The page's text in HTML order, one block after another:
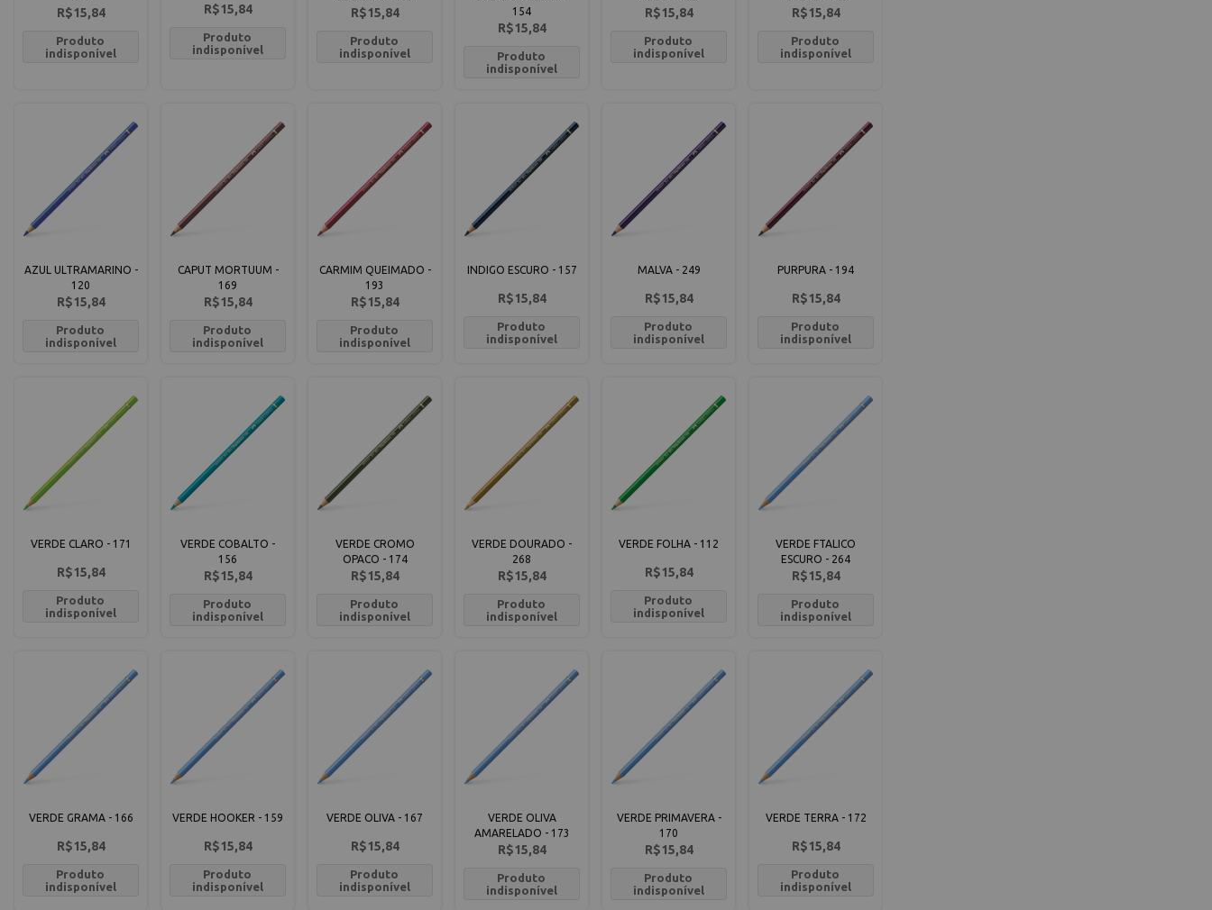
R$15,84
Produto
indisponível
R$15,84
Produto
indisponível
R$15,84
Produto
indisponível
154
R$15,84
Produto
indisponível
R$15,84
Produto
indisponível
R$15,84
Produto
indisponível
AZUL ULTRAMARINO -
120
R$15,84
Produto
indisponível
CAPUT MORTUUM -
169
R$15,84
Produto
indisponível
CARMIM QUEIMADO -
193
R$15,84
Produto
indisponível
INDIGO ESCURO - 157
R$15,84
Produto
indisponível
MALVA - 249
R$15,84
Produto
indisponível
PURPURA - 194
R$15,84
Produto
indisponível
VERDE CLARO - 171
R$15,84
Produto
indisponível
VERDE COBALTO -
156
R$15,84
Produto
indisponível
VERDE CROMO
OPACO - 174
R$15,84
Produto
indisponível
VERDE DOURADO -
268
R$15,84
Produto
indisponível
VERDE FOLHA - 112
R$15,84
Produto
indisponível
VERDE FTALICO
ESCURO - 264
R$15,84
Produto
indisponível
VERDE GRAMA - 166
R$15,84
Produto
indisponível
VERDE HOOKER - 159
R$15,84
Produto
indisponível
VERDE OLIVA - 167
R$15,84
Produto
indisponível
VERDE OLIVA
AMARELADO - 173
R$15,84
Produto
indisponível
VERDE PRIMAVERA -
170
R$15,84
Produto
indisponível
VERDE TERRA - 172
R$15,84
Produto
indisponível